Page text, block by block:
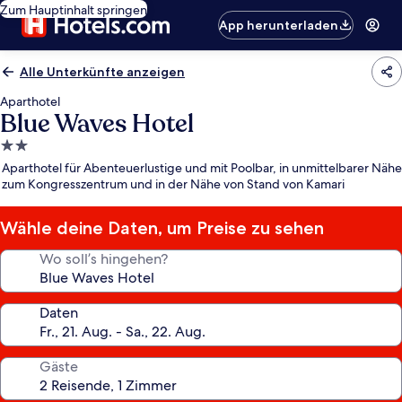
Zum Hauptinhalt springen
App herunterladen
Alle Unterkünfte anzeigen
Aparthotel
Blue Waves Hotel
2.0-
Sterne-
Unterkunft
Aparthotel für Abenteuerlustige und mit Poolbar, in unmittelbarer Nähe
zum Kongresszentrum und in der Nähe von Stand von Kamari
Wähle deine Daten, um Preise zu sehen
Wo soll’s hingehen?
Daten
Gäste